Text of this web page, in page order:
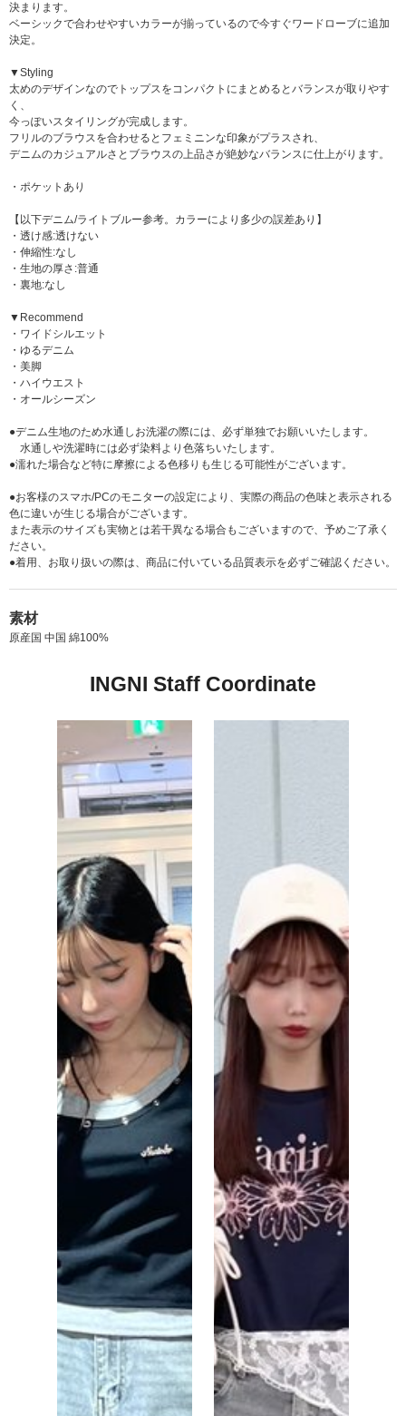
決まります。
ベーシックで合わせやすいカラーが揃っているので今すぐワードローブに追加
決定。
▼Styling
太めのデザインなのでトップスをコンパクトにまとめるとバランスが取りやす
く、
今っぽいスタイリングが完成します。
フリルのブラウスを合わせるとフェミニンな印象がプラスされ、
デニムのカジュアルさとブラウスの上品さが絶妙なバランスに仕上がります。
・ポケットあり
【以下デニム/ライトブルー参考。カラーにより多少の誤差あり】
・透け感:透けない
・伸縮性:なし
・生地の厚さ:普通
・裏地:なし
▼Recommend
・ワイドシルエット
・ゆるデニム
・美脚
・ハイウエスト
・オールシーズン
●デニム生地のため水通しお洗濯の際には、必ず単独でお願いいたします。
水通しや洗濯時には必ず染料より色落ちいたします。
●濡れた場合など特に摩擦による色移りも生じる可能性がございます。
●お客様のスマホ/PCのモニターの設定により、実際の商品の色味と表示される
色に違いが生じる場合がございます。
また表示のサイズも実物とは若干異なる場合もございますので、予めご了承く
ださい。
●着用、お取り扱いの際は、商品に付いている品質表示を必ずご確認ください。
素材
原産国 中国 綿100%
INGNI Staff Coordinate